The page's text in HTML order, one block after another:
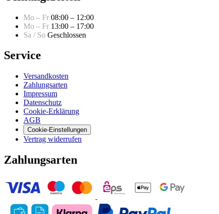
Mo – Fr 08:00 – 12:00
Mo – Fr 13:00 – 17:00
Sa / So Geschlossen
Service
Versandkosten
Zahlungsarten
Impressum
Datenschutz
Cookie-Erklärung
AGB
Cookie-Einstellungen
Vertrag widerrufen
Zahlungsarten